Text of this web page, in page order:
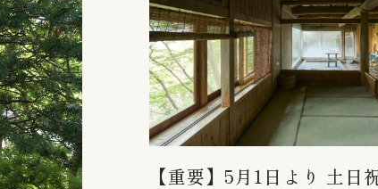
【重要】5月1日より 土日